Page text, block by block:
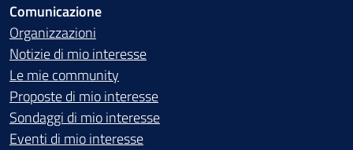
Comunicazione
Organizzazioni
Notizie di mio interesse
Le mie community
Proposte di mio interesse
Sondaggi di mio interesse
Eventi di mio interesse